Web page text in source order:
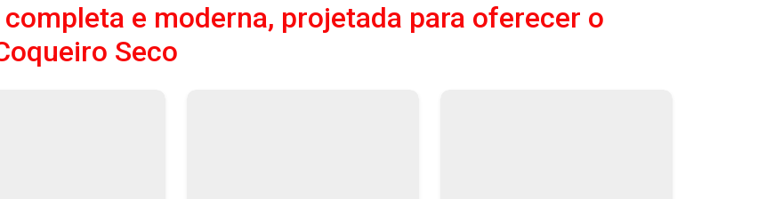
e moderna, projetada para oferecer o
Seco